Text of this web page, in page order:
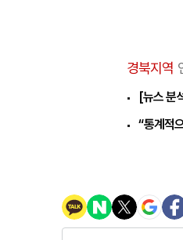
경북지역
[뉴스 분
“통계적